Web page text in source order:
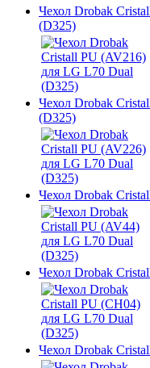
Чехол Drobak
(D325)
Чехол Drobak
(D325)
Чехол Drobak
Чехол Drobak
Чехол Drobak